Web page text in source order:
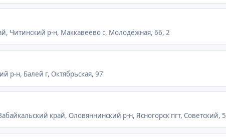
Читинский р-н, Маккавеево с, Молодёжная, 66, 2
р-н, Балей г, Октябрьская, 97
край, Оловяннинский р-н, Ясногорск пгт, Советский, 5